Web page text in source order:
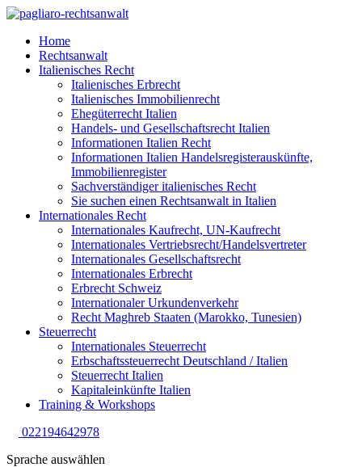
Home
Rechtsanwalt
Italienisches Recht
Italienisches Erbrecht
Italienisches Immobilienrecht
Ehegüterrecht Italien
Handels- und Gesellschaftsrecht Italien
Informationen Italien Recht
Informationen Italien Handelsregisterauskünfte,
Immobilienregister
Sachverständiger italienisches Recht
Sie suchen einen Rechtsanwalt in Italien
Internationales Recht
Internationales Kaufrecht, UN-Kaufrecht
Internationales Vertriebsrecht/Handelsvertreter
Internationales Gesellschaftsrecht
Internationales Erbrecht
Erbrecht Schweiz
Internationaler Urkundenverkehr
Recht Maghreb Staaten (Marokko, Tunesien)
Steuerrecht
Internationales Steuerrecht
Erbschaftssteuerrecht Deutschland / Italien
Steuerrecht Italien
Kapitaleinkünfte Italien
Training & Workshops
022194642978
Sprache auswählen